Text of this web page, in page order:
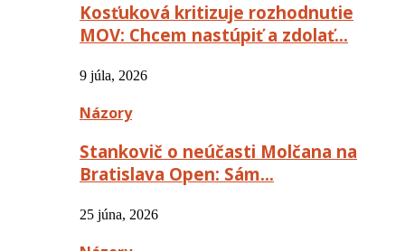
Kosťuková kritizuje rozhodnutie
MOV: Chcem nastúpiť a zdolať…
9 júla, 2026
Názory
Stankovič o neúčasti Molčana na
Bratislava Open: Sám…
25 júna, 2026